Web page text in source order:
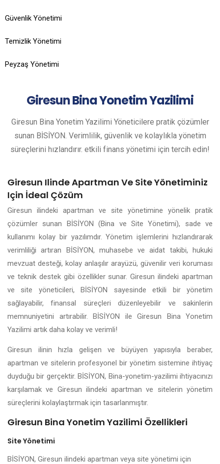
Güvenlik Yönetimi
Temizlik Yönetimi
Peyzaş Yönetimi
GiresunBina Yonetim Yazilimi
Giresun Bina Yonetim Yazilimi Yöneticilere pratik çözümler
sunan BİSİYON. Verimlilik, güvenlik ve kolaylıkla yönetim
süreçlerini hızlandırır. etkili finans yönetimi için tercih edin!
Giresun Ilinde Apartman Ve Site Yönetiminiz
Için İdeal Çözüm
Giresun ilindeki apartman ve site yönetimine yönelik pratik
çözümler sunan BİSİYON (Bina ve Site Yönetimi), sade ve
kullanımı kolay bir yazılımdır. Yönetim işlemlerini hızlandırarak
verimliliği artıran BİSİYON, muhasebe ve aidat takibi, hukuki
mevzuat desteği, kolay anlaşılır arayüzü, güvenilir veri koruması
ve teknik destek gibi özellikler sunar. Giresun ilindeki apartman
ve site yöneticileri, BİSİYON sayesinde etkili bir yönetim
sağlayabilir, finansal süreçleri düzenleyebilir ve sakinlerin
memnuniyetini artırabilir. BİSİYON ile Giresun Bina Yonetim
Yazilimi artık daha kolay ve verimli!
Giresun ilinin hızla gelişen ve büyüyen yapısıyla beraber,
apartman ve sitelerin profesyonel bir yönetim sistemine ihtiyaç
duyduğu bir gerçektir. BİSİYON, Bina-yonetim-yazilimi ihtiyacınızı
karşılamak ve Giresun ilindeki apartman ve sitelerin yönetim
süreçlerini kolaylaştırmak için tasarlanmıştır.
Giresun Bina Yonetim Yazilimi Özellikleri
Site Yönetimi
BİSİYON, Giresun ilindeki apartman veya site yönetimi için